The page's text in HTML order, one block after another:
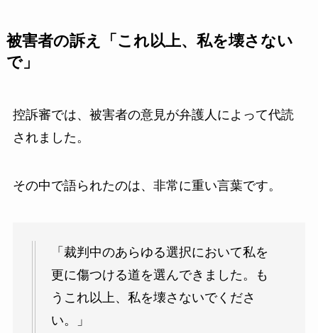
被害者の訴え「これ以上、私を壊さない
で」
控訴審では、被害者の意見が弁護人によって代読
されました。
その中で語られたのは、非常に重い言葉です。
「裁判中のあらゆる選択において私を
更に傷つける道を選んできました。も
うこれ以上、私を壊さないでくださ
い。」